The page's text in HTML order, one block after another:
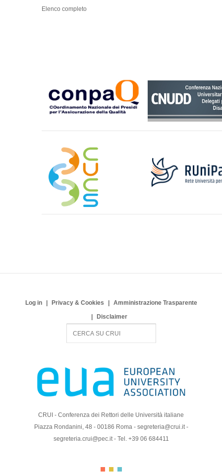
Elenco completo
Log in Privacy & Cookies
Amministrazione Trasparente
Disclaimer
c
CRUI - Conferenza dei Rettori delle Università italiane
Piazza Rondanini, 48 - 00186 Roma - segreteria@crui.it -
segreteria.crui@pec.it - Tel. +39 06 684411